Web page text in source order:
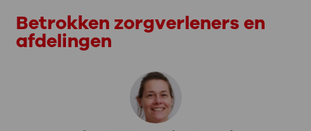
Betrokken zorgverleners en
afdelingen